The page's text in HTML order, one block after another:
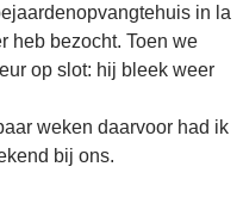
in la
heb bezocht. Toen we
op slot: hij bleek weer
weken daarvoor had ik
bij ons.